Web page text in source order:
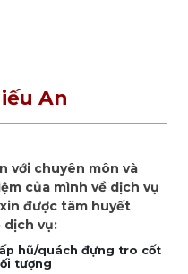
An
với chuyên môn và
của mình về dịch vụ
được tâm huyết
dịch vụ:
hũ/quách đựng tro cốt
tượng